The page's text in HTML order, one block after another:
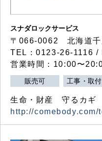
スナダロックサービス
〒066-0062 北海道千
TEL：0123-26-1116 /
営業時間：10:00〜
販売可 工事・取
生命・財産 守るカギ
http://comebody.com/